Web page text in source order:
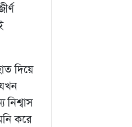
দিয়ে
করে